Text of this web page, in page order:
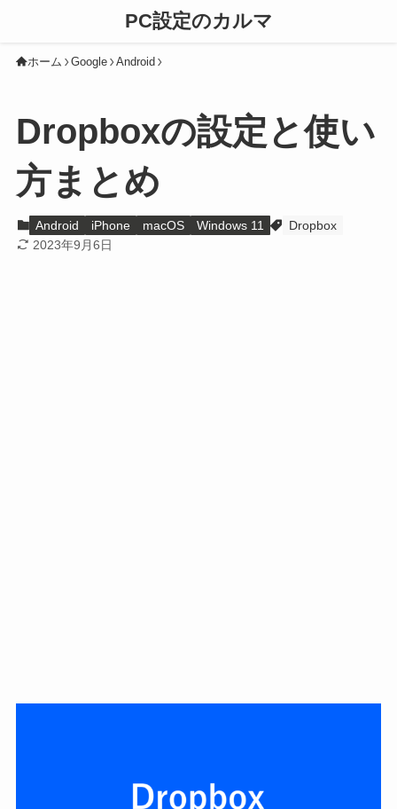
PC設定のカルマ
ホーム Google Android
Dropboxの設定と使い
方まとめ
Android iPhone macOS Windows 11
Dropbox
2023年9月6日